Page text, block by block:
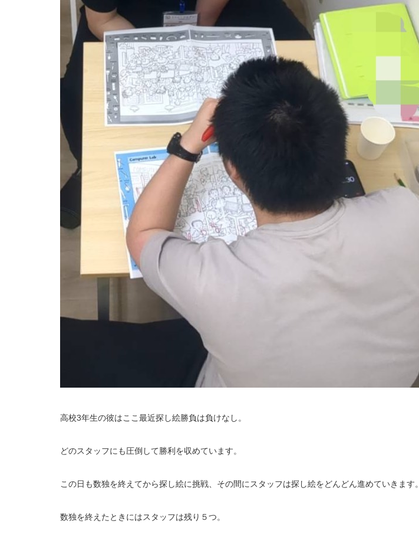
高校3年生の彼はここ最近探し絵勝負は負けなし。
どのスタッフにも圧倒して勝利を収めています。
この日も数独を終えてから探し絵に挑戦、その間にスタッフは探し絵をどんどん進めていきます。
数独を終えたときにはスタッフは残り５つ。